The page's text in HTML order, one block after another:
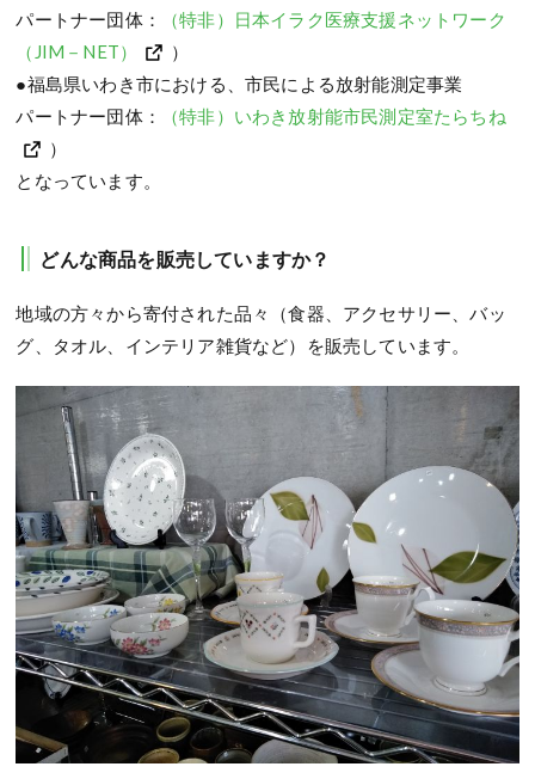
パートナー団体：
（特非）日本イラク医療支援ネットワーク
（JIM－NET）
）
●福島県いわき市における、市民による放射能測定事業
パートナー団体：
（特非）いわき放射能市民測定室たらちね
）
となっています。
どんな商品を販売していますか？
地域の方々から寄付された品々（食器、アクセサリー、バッ
グ、タオル、インテリア雑貨など）を販売しています。